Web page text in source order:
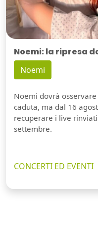
Noemi: la ripresa
Noemi
Noemi dovrà
caduta, ma dal 16
recuperare i live
settembre.
CONCERTI ED EVENTI